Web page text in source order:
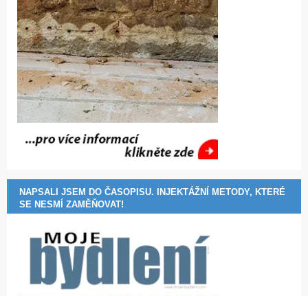
NAPSALI JSEM DO ČASOPISU. INJEKTÁŽNÍ METODY, KTERÉ
SE NESMÍ ZAMĚŇOVAT!